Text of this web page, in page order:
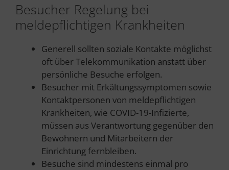
Besucher Regelung bei
meldepflichtigen Krankheiten
Generell sollten soziale Kontakte möglichst
oft über Telekommunikation anstatt über
persönliche Besuche erfolgen.
Besucher mit Erkältungssymptomen sowie
Kontaktpersonen von meldepflichtigen
Krankheiten, wie COVID-19-Infizierte,
müssen aus Verantwortung gegenüber den
Bewohnern und Mitarbeitern der
Einrichtung fernbleiben.
Besuche sind mindestens einmal pro